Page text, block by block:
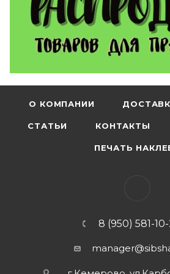
О КОМПАНИИ
СТАТЬИ КОНТАКТЫ
ПЕЧАТЬ
8 (950) 581-